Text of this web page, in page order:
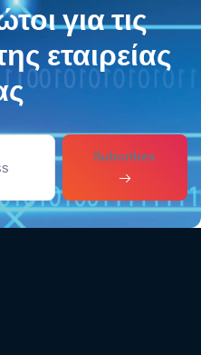
για τις
εταιρείας
Subcribes